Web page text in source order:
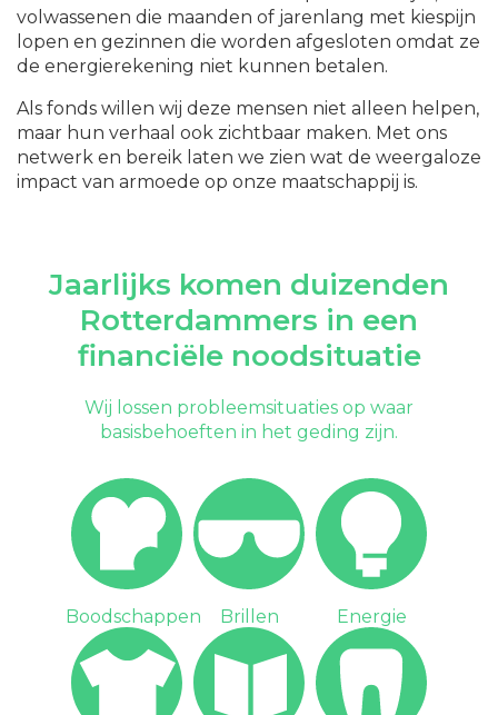
volwassenen die maanden of jarenlang met kiespijn
lopen en gezinnen die worden afgesloten omdat ze
de energierekening niet kunnen betalen.
Als fonds willen wij deze mensen niet alleen helpen,
maar hun verhaal ook zichtbaar maken. Met ons
netwerk en bereik laten we zien wat de weergaloze
impact van armoede op onze maatschappij is.
Jaarlijks komen duizenden
Rotterdammers in een
financiële noodsituatie
Wij lossen probleemsituaties op waar
basisbehoeften in het geding zijn.
Boodschappen Brillen Energie